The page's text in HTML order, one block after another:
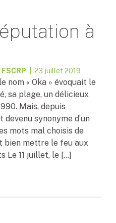
à
| 23 juillet 2019
nom « Oka » évoquait le
sa plage, un délicieux
Mais, depuis
devenu synonyme d’un
mots mal choisis de
bien mettre le feu aux
Le 11 juillet, le […]